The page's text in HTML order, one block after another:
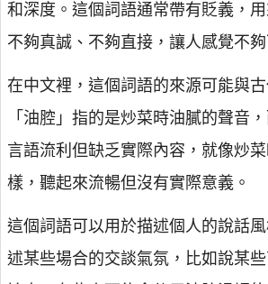
和深度。這個詞語通常帶有貶義，
不夠真誠、不夠直接，讓人感覺不夠
在中文裡，這個詞語的來源可能與
「油腔」指的是炒菜時油膩的聲音
言語流利但缺乏實際內容，就像炒
樣，聽起來流暢但沒有實際意義。
這個詞語可以用於描述個人的說話
述某些場合的交談氣氛，比如說某